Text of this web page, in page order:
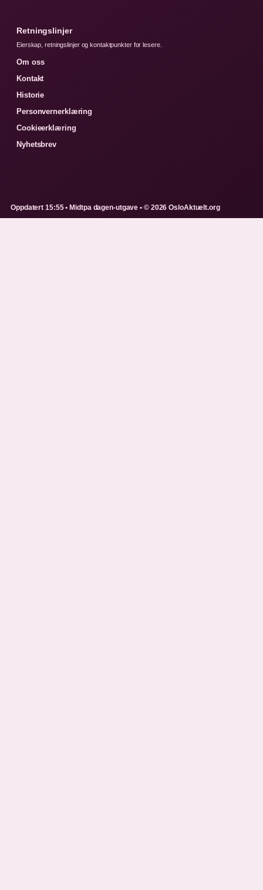
Retningslinjer
Eierskap, retningslinjer og kontaktpunkter for lesere.
Om oss
Kontakt
Historie
Personvernerklæring
Cookieerklæring
Nyhetsbrev
Oppdatert 15:55 • Midtpa dagen-utgave • © 2026 OsloAktuelt.org